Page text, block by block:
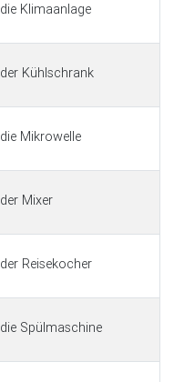
die Klimaanlage
der Kühlschrank
die Mikrowelle
der Mixer
der Reisekocher
die Spülmaschine